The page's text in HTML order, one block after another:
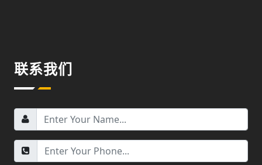
联系我们